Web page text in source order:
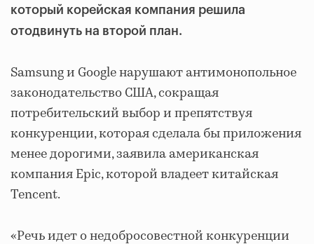
который корейская компания решила
отодвинуть на второй план.
Samsung и Google нарушают антимонопольное
законодательство США, сокращая
потребительский выбор и препятствуя
конкуренции, которая сделала бы приложения
менее дорогими, заявила американская
компания Epic, которой владеет китайская
Tencent.
«Речь идет о недобросовестной конкуренции